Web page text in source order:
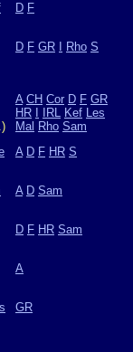
D F
D F GR Rho S
A CH Cor D F GR
HR
IRL Kef Les
Mal Rho Sam
A D F HR S
A D Sam
D F HR Sam
A
GR